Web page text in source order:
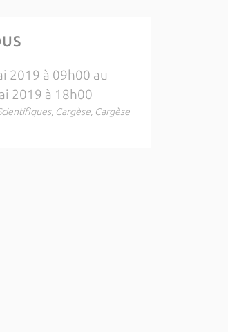
2019 à 09h00 au
2019 à 18h00
Cargèse, Cargèse